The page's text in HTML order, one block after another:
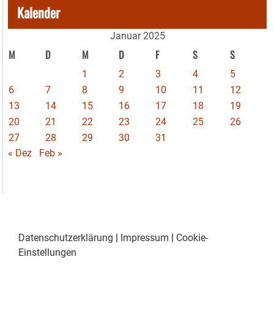
Kalender
Januar 2025
M D M D F S S
1 2 3 4
5
6
7 8 9 10 11
12
13
14 15 16 17 18
19
20
21 22 23 24 25
26
27
28 29 30
31
« Dez
Feb »
Datenschutzerklärung Impressum
Cookie-
Einstellungen